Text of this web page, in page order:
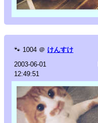
🐾 1004 ＠ けんすけ
2003-06-01
12:49:51